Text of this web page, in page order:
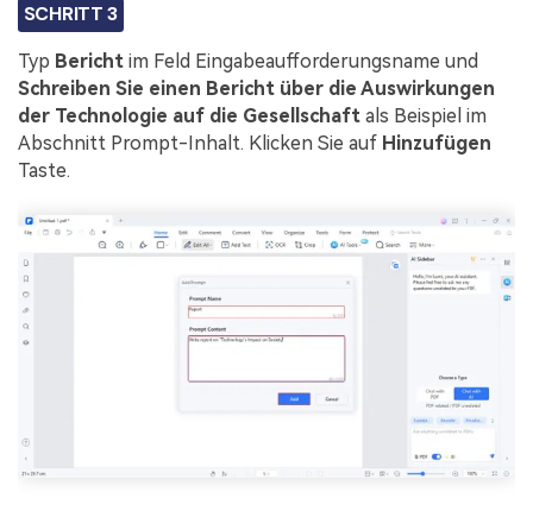
SCHRITT 3
Typ Bericht im Feld Eingabeaufforderungsname und
Schreiben Sie einen Bericht über die Auswirkungen
der Technologie auf die Gesellschaft als Beispiel im
Abschnitt Prompt-Inhalt. Klicken Sie auf Hinzufügen
Taste.